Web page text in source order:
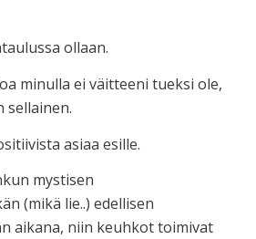
ollaan.
minulla ei väitteeni tueksi ole,
sellainen.
asiaa esille.
mystisen
(mikä lie..) edellisen
aikana, niin keuhkot toimivat